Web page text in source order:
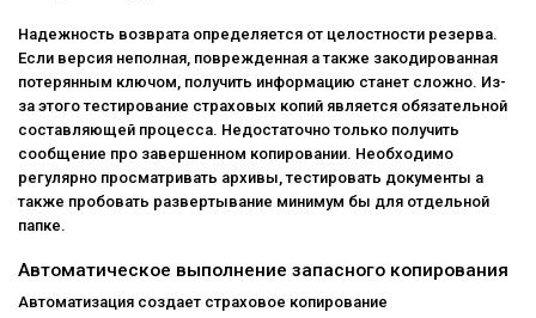
Надежность возврата определяется от целостности резерва.
Если версия неполная, поврежденная а также закодированная
потерянным ключом, получить информацию станет сложно. Из-
за этого тестирование страховых копий является обязательной
составляющей процесса. Недостаточно только получить
сообщение про завершенном копировании. Необходимо
регулярно просматривать архивы, тестировать документы а
также пробовать развертывание минимум бы для отдельной
папке.
Автоматическое выполнение запасного копирования
Автоматизация создает страховое копирование